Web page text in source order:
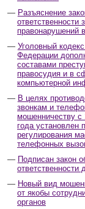
Разъяснение
ответственности
правонарушений
Уголовный
Федерации
составами
правосудия и в
компьютерной
В целях
звонкам и
мошенничеству с
года установлен
регулирования
телефонных
Подписан закон
ответственности
Новый вид
от якобы
органов